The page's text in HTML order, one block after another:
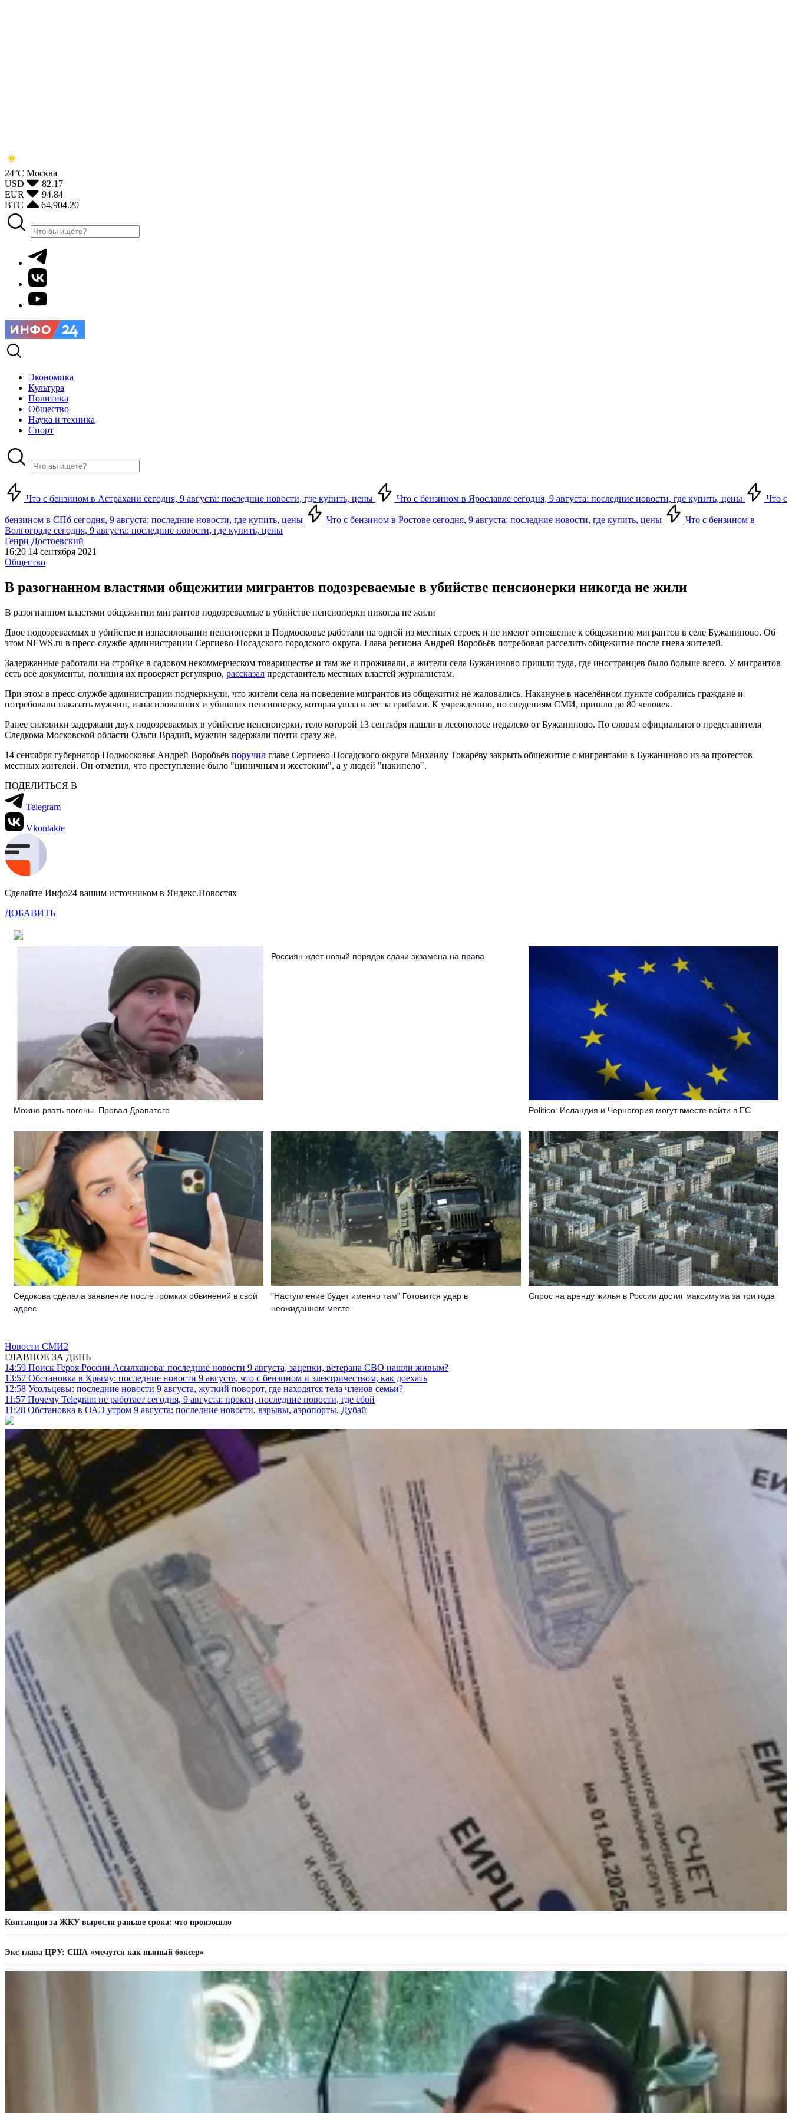
24°С Москва
USD
82.17
EUR
94.84
BTC
64,904.20
Экономика
Культура
Политика
Общество
Наука и техника
Спорт
Что с бензином в Астрахани сегодня, 9 августа: последние новости, где купить, цены Что с бензином в Ярославле сегодня, 9 августа: последние новости, где купить, цены Что с
бензином в СПб сегодня, 9 августа: последние новости, где купить, цены Что с бензином в Ростове сегодня, 9 августа: последние новости, где купить, цены
Что с бензином в
Волгограде сегодня, 9 августа: последние новости, где купить, цены
Генри Достоевский
16:20 14 сентября 2021
Общество
В разогнанном властями общежитии мигрантов подозреваемые в убийстве пенсионерки никогда не жили
В разогнанном властями общежитии мигрантов подозреваемые в убийстве пенсионерки никогда не жили
Двое подозреваемых в убийстве и изнасиловании пенсионерки в Подмосковье работали на одной из местных строек и не имеют отношение к общежитию мигрантов в селе Бужаниново. Об
этом NEWS.ru в пресс-службе администрации Сергиево-Посадского городского округа. Глава региона Андрей Воробьёв потребовал расселить общежитие после гнева жителей.
Задержанные работали на стройке в садовом некоммерческом товариществе и там же и проживали, а жители села Бужаниново пришли туда, где иностранцев было больше всего. У мигрантов
есть все документы, полиция их проверяет регулярно, рассказал представитель местных властей журналистам.
При этом в пресс-службе администрации подчеркнули, что жители села на поведение мигрантов из общежития не жаловались. Накануне в населённом пункте собрались граждане и
потребовали наказать мужчин, изнасиловавших и убивших пенсионерку, которая ушла в лес за грибами. К учреждению, по сведениям СМИ, пришло до 80 человек.
Ранее силовики задержали двух подозреваемых в убийстве пенсионерки, тело которой 13 сентября нашли в лесополосе недалеко от Бужаниново. По словам официального представителя
Следкома Московской области Ольги Врадий, мужчин задержали почти сразу же.
14 сентября губернатор Подмосковья Андрей Воробьёв поручил главе Сергиево-Посадского округа Михаилу Токарёву закрыть общежитие с мигрантами в Бужаниново из-за протестов
местных жителей. Он отметил, что преступление было "циничным и жестоким", а у людей "накипело".
ПОДЕЛИТЬСЯ В
Telegram
Vkontakte
Сделайте Инфо24 вашим источником в Яндекс.Новостях
ДОБАВИТЬ
Можно рвать погоны. Провал Драпатого
Россиян ждет новый порядок сдачи экзамена на права
Politico: Исландия и Черногория могут вместе войти в ЕС
Седокова сделала заявление после громких обвинений в свой
адрес
"Наступление будет именно там" Готовится удар в
неожиданном месте
Спрос на аренду жилья в России достиг максимума за три года
Новости СМИ2
ГЛАВНОЕ ЗА ДЕНЬ
14:59 Поиск Героя России Асылханова: последние новости 9 августа, зацепки, ветерана СВО нашли живым?
13:57 Обстановка в Крыму: последние новости 9 августа, что с бензином и электричеством, как доехать
12:58 Усольцевы: последние новости 9 августа, жуткий поворот, где находятся тела членов семьи?
11:57 Почему Telegram не работает сегодня, 9 августа: прокси, последние новости, где сбой
11:28 Обстановка в ОАЭ утром 9 августа: последние новости, взрывы, аэропорты, Дубай
Квитанции за ЖКУ выросли раньше срока: что произошло
Экс-глава ЦРУ: США «мечутся как пьяный боксер»